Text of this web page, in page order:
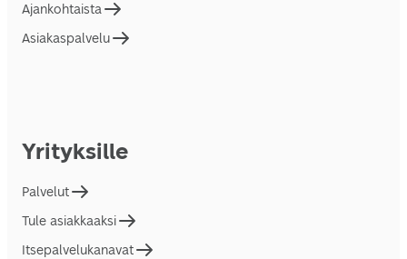
Ajankohtaista
Asiakaspalvelu
Yrityksille
Palvelut
Tule asiakkaaksi
Itsepalvelukanavat